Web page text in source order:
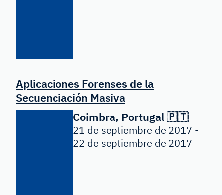
Aplicaciones Forenses de la
Secuenciación Masiva
Coimbra, Portugal 🇵🇹
21 de septiembre de 2017 -
22 de septiembre de 2017